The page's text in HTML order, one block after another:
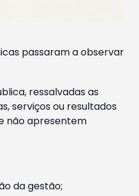
passaram a observar
ressalvadas as
serviços ou resultados
não apresentem
da gestão;